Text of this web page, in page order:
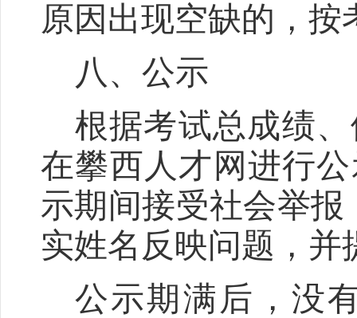
原因出现空缺的，
八、公示
根据考试总成绩
在攀西人才网进行
示期间接受社会举报
实姓名反映问题，并
公示期满后，没